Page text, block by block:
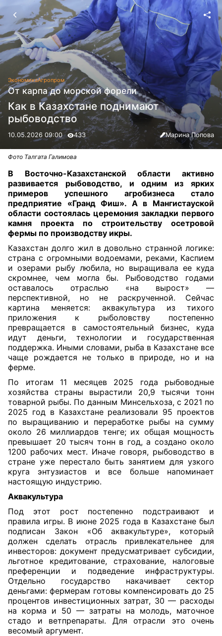
ЭкономикаАгропром
От карпа до морской форели
Как в Казахстане поднимают
рыбоводство
10.05.2026 09:00 433 Марина Попова
Фото Талгата Галимова
В Восточно-Казахстанской области активно
развивается рыбоводство, и одним из ярких
примеров успешного агробизнеса стало
предприятие «Гранд Фиш». А в Мангистауской
области состоялась церемония закладки первого
камня проекта по строительству осетровой
фермы по производству икры.
Казахстан долго жил в довольно странной логике:
страна с огромными водоемами, реками, Каспием
и озерами рыбу любила, но выращивала ее куда
скромнее, чем могла бы. Рыбоводство годами
оставалось отраслью «на вырост» —
перспективной, но не раскрученной. Сейчас
картина меняется: аквакультура из тихого
приложения к рыболовству постепенно
превращается в самостоятельный бизнес, куда
идут деньги, технологии и государственная
поддержка. Иными словами, рыба в Казахстане все
чаще рождается не только в природе, но и на
ферме.
По итогам 11 месяцев 2025 года рыбоводные
хозяйства страны вырастили 20,9 тысячи тонн
товарной рыбы. По данным Минсельхоза, с 2021 по
2025 год в Казахстане реализовали 95 проектов
по выращиванию и переработке рыбы на сумму
около 26 миллиардов тенге; их общая мощность
превышает 20 тысяч тонн в год, а создано около
1200 рабочих мест. Иначе говоря, рыбоводство в
стране уже перестало быть занятием для узкого
круга энтузиастов и все больше напоминает
настоящую индустрию.
Аквакультура
Под этот рост постепенно подстраивают и
правила игры. В июне 2025 года в Казахстане был
подписан Закон «Об аквакультуре», который
должен сделать отрасль привлекательнее для
инвесторов: документ предусматривает субсидии,
льготное кредитование, страхование, налоговые
преференции и подведение инфраструктуры.
Отдельно государство накачивает сектор
деньгами: фермерам готовы компенсировать до 25
процентов инвестиционных затрат, 30 — расходы
на корма и 50 — затраты на молодь, маточное
стадо и ветпрепараты. Для отрасли это очень
весомый аргумент.